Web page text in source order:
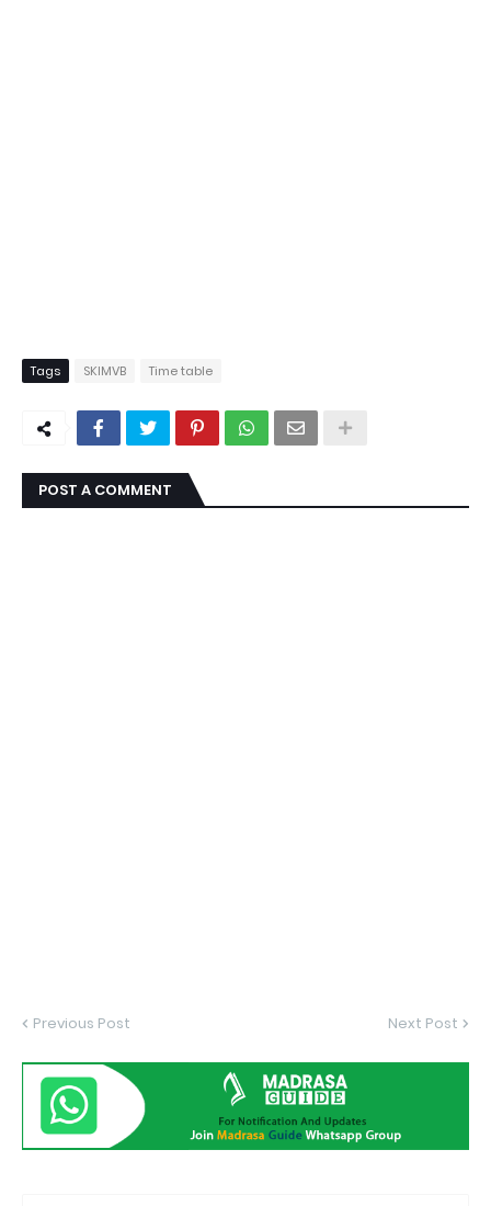
Tags SKIMVB Time table
POST A COMMENT
Previous Post Next Post